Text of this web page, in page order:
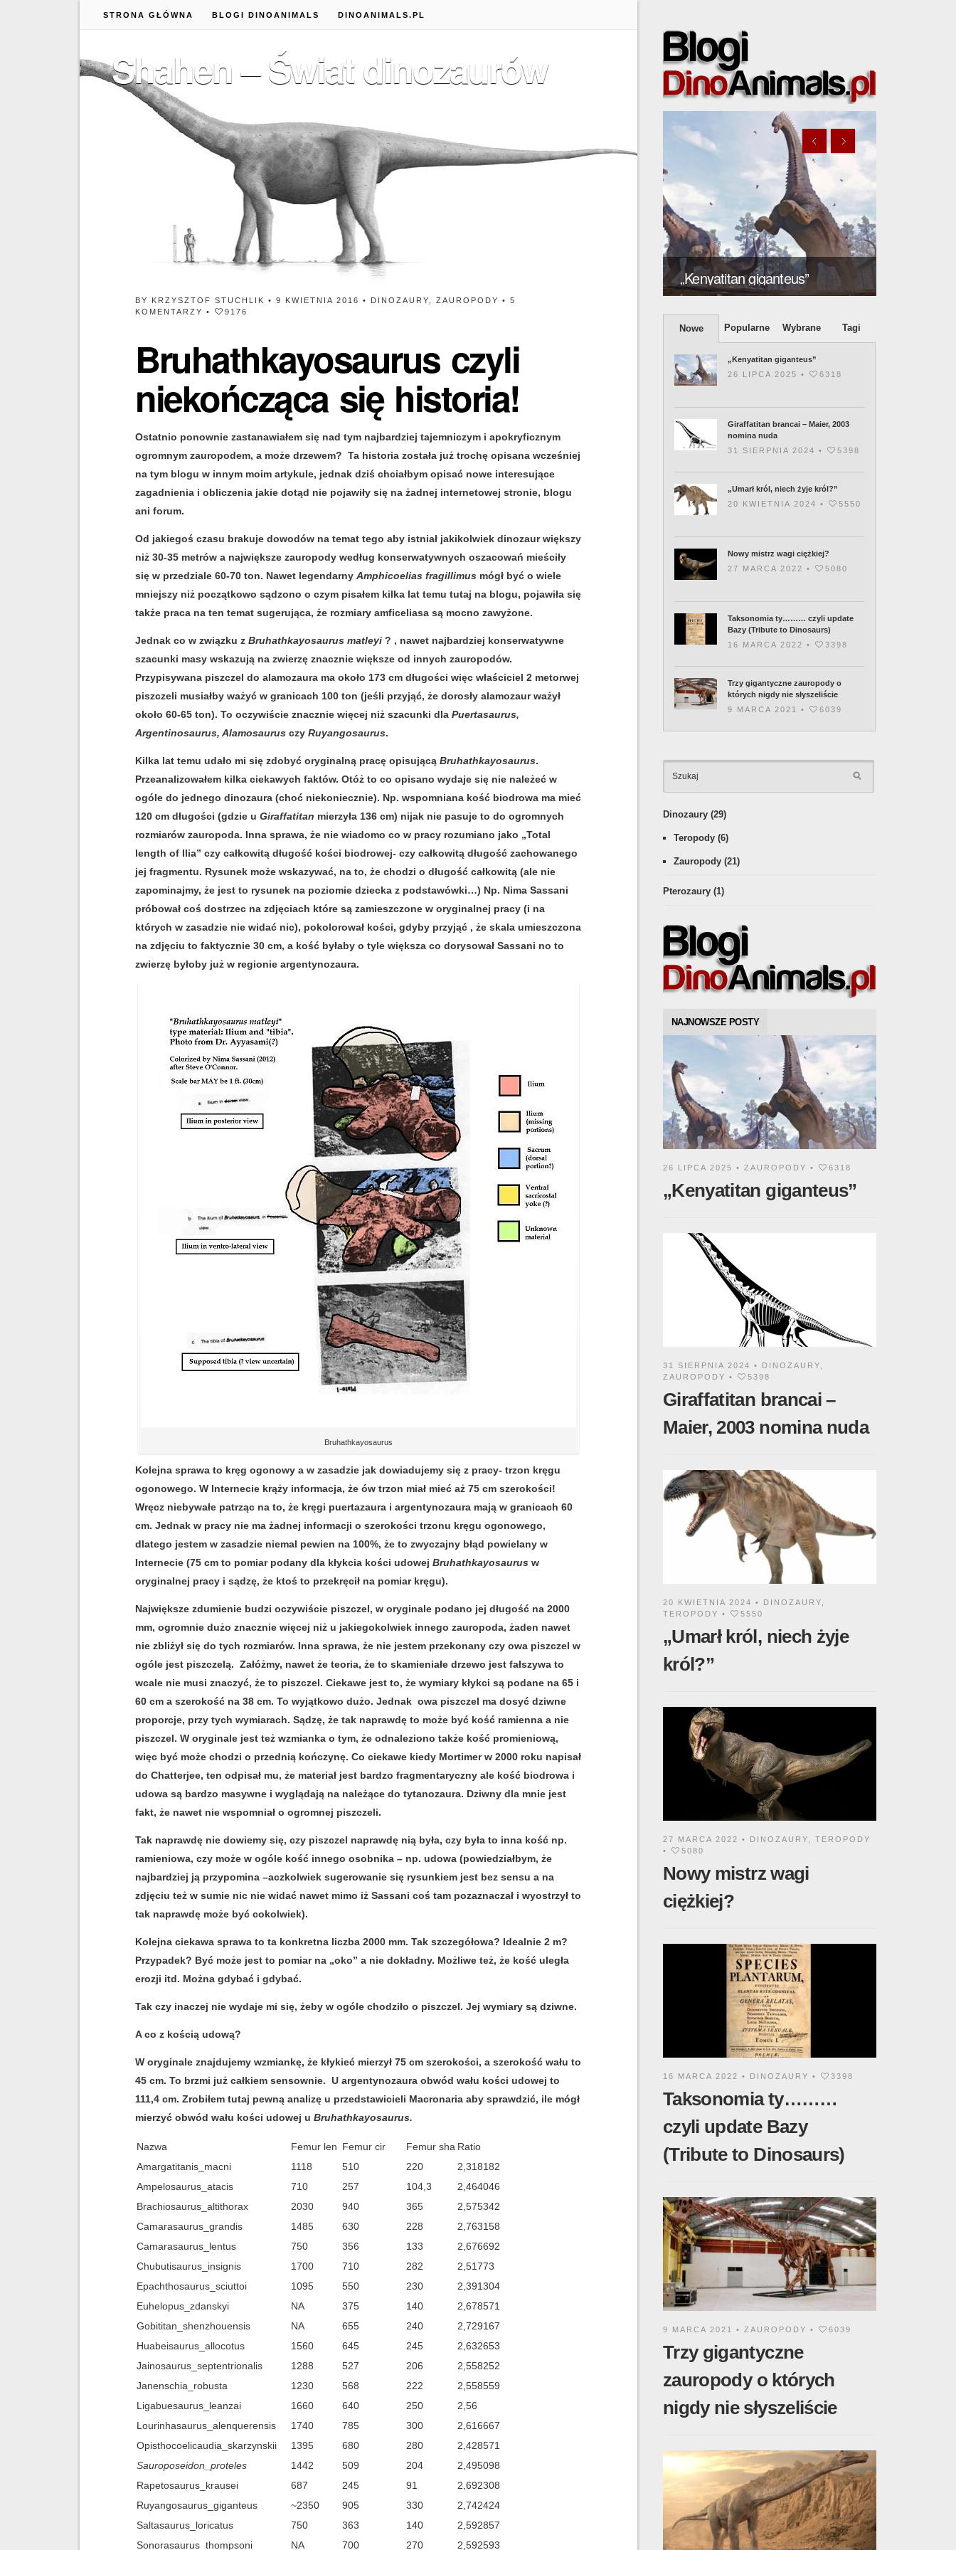
STRONA GŁÓWNA BLOGI DINOANIMALS DINOANIMALS.PL
Shahen – Świat dinozaurów
BY KRZYSZTOF STUCHLIK • 9 KWIETNIA 2016 • DINOZAURY ,ZAUROPODY •5
KOMENTARZY • 9176
Bruhathkayosaurus czyli
niekończąca się historia!
Ostatnio ponownie zastanawiałem się nad tym najbardziej tajemniczym i apokryficznym
ogromnym zauropodem, a może drzewem? Ta historia została już trochę opisana wcześniej
na tym blogu w innym moim artykule, jednak dziś chciałbym opisać nowe interesujące
zagadnienia i obliczenia jakie dotąd nie pojawiły się na żadnej internetowej stronie, blogu
ani forum.
Od jakiegoś czasu brakuje dowodów na temat tego aby istniał jakikolwiek dinozaur większy
niż 30-35 metrów a największe zauropody według konserwatywnych oszacowań mieściły
się w przedziale 60-70 ton. Nawet legendarnyAmphicoelias fragillimus mógł być o wiele
mniejszy niż początkowo sądzono o czym pisałem kilka lat temu tutaj na blogu, pojawiła się
także praca na ten temat sugerująca, że rozmiary amficeliasa są mocno zawyżone.
Jednak co w związku zBruhathkayosaurus matleyi ? , nawet najbardziej konserwatywne
szacunki masy wskazują na zwierzę znacznie większe od innych zauropodów.
Przypisywana piszczel do alamozaura ma około 173 cm długości więc właściciel 2 metorwej
piszczeli musiałby ważyć w granicach 100 ton (jeśli przyjąć, że dorosły alamozaur ważył
około 60-65 ton). To oczywiście znacznie więcej niż szacunki dlaPuertasaurus,
Argentinosaurus, Alamosaurus czyRuyangosaurus.
Kilka lat temu udało mi się zdobyć oryginalną pracę opisującąBruhathkayosaurus.
Przeanalizowałem kilka ciekawych faktów. Otóż to co opisano wydaje się nie należeć w
ogóle do jednego dinozaura (choć niekoniecznie). Np. wspomniana kość biodrowa ma mieć
120 cm długości (gdzie uGiraffatitan mierzyła 136 cm) nijak nie pasuje to do ogromnych
rozmiarów zauropoda. Inna sprawa, że nie wiadomo co w pracy rozumiano jako „Total
length of Ilia” czy całkowitą długość kości biodrowej- czy całkowitą długość zachowanego
jej fragmentu. Rysunek może wskazywać, na to, że chodzi o długość całkowitą (ale nie
zapominajmy, że jest to rysunek na poziomie dziecka z podstawówki…) Np. Nima Sassani
próbował coś dostrzec na zdjęciach które są zamieszczone w oryginalnej pracy (i na
których w zasadzie nie widać nic), pokolorował kości, gdyby przyjąć , że skala umieszczona
na zdjęciu to faktycznie 30 cm, a kość byłaby o tyle większa co dorysował Sassani no to
zwierzę byłoby już w regionie argentynozaura.
Bruhathkayosaurus
Kolejna sprawa to kręg ogonowy a w zasadzie jak dowiadujemy się z pracy- trzon kręgu
ogonowego. W Internecie krąży informacja, że ów trzon miał mieć aż 75 cm szerokości!
Wręcz niebywałe patrząc na to, że kręgi puertazaura i argentynozaura mają w granicach 60
cm. Jednak w pracy nie ma żadnej informacji o szerokości trzonu kręgu ogonowego,
dlatego jestem w zasadzie niemal pewien na 100%, że to zwyczajny błąd powielany w
Internecie (75 cm to pomiar podany dla kłykcia kości udowejBruhathkayosaurus w
oryginalnej pracy i sądzę, że ktoś to przekręcił na pomiar kręgu).
Największe zdumienie budzi oczywiście piszczel, w oryginale podano jej długość na 2000
mm, ogromnie dużo znacznie więcej niż u jakiegokolwiek innego zauropoda, żaden nawet
nie zbliżył się do tych rozmiarów. Inna sprawa, że nie jestem przekonany czy owa piszczel w
ogóle jest piszczelą. Załóżmy, nawet że teoria, że to skamieniałe drzewo jest fałszywa to
wcale nie musi znaczyć, że to piszczel. Ciekawe jest to, że wymiary kłykci są podane na 65 i
60 cm a szerokość na 38 cm. To wyjątkowo dużo. Jednak owa piszczel ma dosyć dziwne
proporcje, przy tych wymiarach. Sądzę, że tak naprawdę to może być kość ramienna a nie
piszczel. W oryginale jest też wzmianka o tym, że odnaleziono także kość promieniową,
więc być może chodzi o przednią kończynę. Co ciekawe kiedy Mortimer w 2000 roku napisał
do Chatterjee, ten odpisał mu, że materiał jest bardzo fragmentaryczny ale kość biodrowa i
udowa są bardzo masywne i wyglądają na należące do tytanozaura. Dziwny dla mnie jest
fakt, że nawet nie wspomniał o ogromnej piszczeli.
Tak naprawdę nie dowiemy się, czy piszczel naprawdę nią była, czy była to inna kość np.
ramieniowa, czy może w ogóle kość innego osobnika – np. udowa (powiedziałbym, że
najbardziej ją przypomina –aczkolwiek sugerowanie się rysunkiem jest bez sensu a na
zdjęciu też w sumie nic nie widać nawet mimo iż Sassani coś tam pozaznaczał i wyostrzył to
tak naprawdę może być cokolwiek).
Kolejna ciekawa sprawa to ta konkretna liczba 2000 mm. Tak szczegółowa? Idealnie 2 m?
Przypadek? Być może jest to pomiar na „oko” a nie dokładny. Możliwe też, że kość uległa
erozji itd. Można gdybać i gdybać.
Tak czy inaczej nie wydaje mi się, żeby w ogóle chodziło o piszczel. Jej wymiary są dziwne.
A co z kością udową?
W oryginale znajdujemy wzmiankę, że kłykieć mierzył 75 cm szerokości, a szerokość wału to
45 cm. To brzmi już całkiem sensownie. U argentynozaura obwód wału kości udowej to
111,4 cm. Zrobiłem tutaj pewną analizę u przedstawicieli Macronaria aby sprawdzić, ile mógł
mierzyć obwód wału kości udowej uBruhathkayosaurus.
Nazwa Femur len Femur cir Femur sha Ratio
Amargatitanis_macni
1118 510 220
2,318182
Ampelosaurus_atacis
710 257 104,3
2,464046
Brachiosaurus_altithorax
2030 940 365
2,575342
Camarasaurus_grandis
1485 630 228
2,763158
Camarasaurus_lentus
750 356 133
2,676692
Chubutisaurus_insignis
1700 710 282
2,51773
Epachthosaurus_sciuttoi
1095 550 230
2,391304
Euhelopus_zdanskyi
NA 375 140
2,678571
Gobititan_shenzhouensis
NA 655 240
2,729167
Huabeisaurus_allocotus
1560 645 245
2,632653
Jainosaurus_septentrionalis
1288 527 206
2,558252
Janenschia_robusta
1230 568 222
2,558559
Ligabuesaurus_leanzai
1660 640 250
2,56
Lourinhasaurus_alenquerensis
1740 785 300
2,616667
Opisthocoelicaudia_skarzynskii
1395 680 280
2,428571
Sauroposeidon_proteles
1442 509 204
2,495098
Rapetosaurus_krausei
687 245 91
2,692308
Ruyangosaurus_giganteus
~2350 905 330
2,742424
Saltasaurus_loricatus
750 363 140
2,592857
Sonorasaurus_thompsoni
NA 700 270 2,592593
„Kenyatitan giganteus”
Nowe Popularne Wybrane Tagi
„Kenyatitan giganteus”
26 LIPCA 2025 •
6318
Giraffatitan brancai – Maier, 2003
nomina nuda
31 SIERPNIA 2024 •
5398
„Umarł król, niech żyje król?”
20 KWIETNIA 2024 •
5550
Nowy mistrz wagi ciężkiej?
27 MARCA 2022 •
5080
Taksonomia ty……… czyli update
Bazy (Tribute to Dinosaurs)
16 MARCA 2022 •
3398
Trzy gigantyczne zauropody o
których nigdy nie słyszeliście
9 MARCA 2021 •
6039
Dinozaury (29)
Teropody (6)
Zauropody (21)
Pterozaury (1)
NAJNOWSZE POSTY
26 LIPCA 2025 • ZAUROPODY • 6318
„Kenyatitan giganteus”
31 SIERPNIA 2024 • DINOZAURY
ZAUROPODY • 5398
Giraffatitan brancai –
Maier, 2003 nomina nuda
20 KWIETNIA 2024 • DINOZAURY
TEROPODY • 5550
„Umarł król, niech żyje
król?”
27 MARCA 2022 • DINOZAURY
TEROPODY
•
5080
Nowy mistrz wagi
ciężkiej?
16 MARCA 2022 • DINOZAURY • 3398
Taksonomia ty………
czyli update Bazy
(Tribute to Dinosaurs)
9 MARCA 2021 • ZAUROPODY • 6039
Trzy gigantyczne
zauropody o których
nigdy nie słyszeliście